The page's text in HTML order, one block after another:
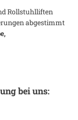
Rollstuhlliften
abgestimmt
bei uns: